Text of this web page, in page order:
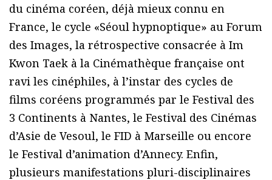
du cinéma coréen, déjà mieux connu en
France, le cycle «Séoul hypnoptique» au Forum
des Images, la rétrospective consacrée à Im
Kwon Taek à la Cinémathèque française ont
ravi les cinéphiles, à l’instar des cycles de
films coréens programmés par le Festival des
3 Continents à Nantes, le Festival des Cinémas
d’Asie de Vesoul, le FID à Marseille ou encore
le Festival d’animation d’Annecy. Enfin,
plusieurs manifestations pluri-disciplinaires